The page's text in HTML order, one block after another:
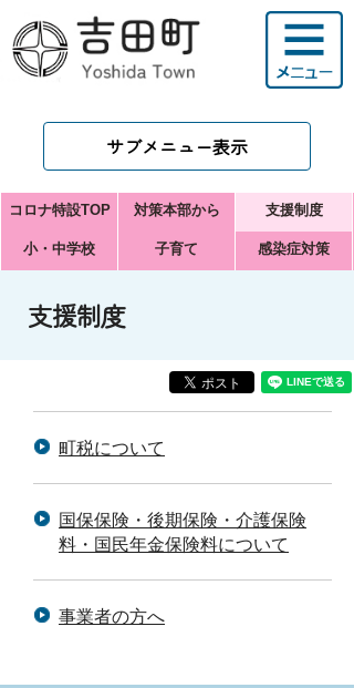
サブメニュー表示
コロナ特設TOP 対策本部から 支援制度
小・中学校 子育て 感染症対策
支援制度
町税について
国保保険・後期保険・介護保険
料・国民年金保険料について
事業者の方へ